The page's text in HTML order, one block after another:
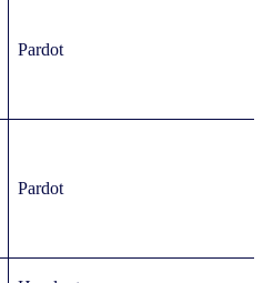
Pardot
Pardot